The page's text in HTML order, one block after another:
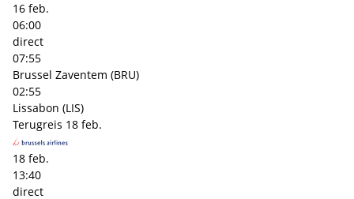
16 feb.
06:00
direct
07:55
Brussel Zaventem (BRU)
02:55
Lissabon (LIS)
Terugreis 18 feb.
18 feb.
13:40
direct